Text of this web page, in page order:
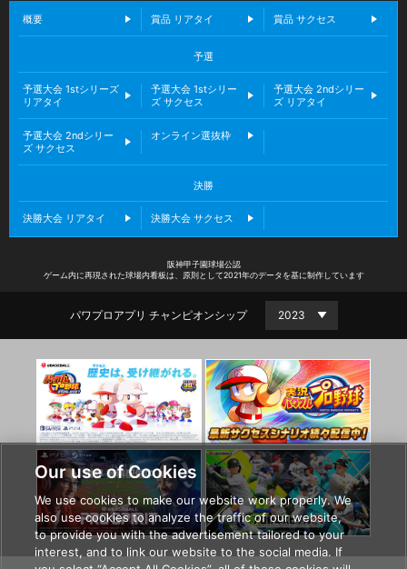
概要 賞品 リアタイ 賞品 サクセス
予選
予選大会 1stシリーズ
リアタイ
予選大会 1stシリー
ズ サクセス
予選大会 2ndシリー
ズ リアタイ
予選大会 2ndシリー
ズ サクセス
オンライン選抜枠
決勝
決勝大会 リアタイ 決勝大会 サクセス
阪神甲子園球場公認
ゲーム内に再現された球場内看板は、
原則として2021年のデータを基に制作しています
パワプロアプリ チャンピオンシップ
Our use of Cookies
We use cookies to make our website work properly. We
also use cookies to analyze the traffic of our website,
to provide you with the advertisement tailored to your
interest, and to link our website to the social media. If